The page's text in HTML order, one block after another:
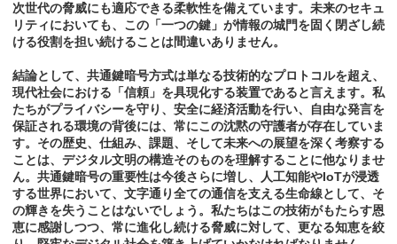
次世代の脅威にも適応できる柔軟性を備えています。未来のセキュ
リティにおいても、この「一つの鍵」が情報の城門を固く閉ざし続
ける役割を担い続けることは間違いありません。
結論として、共通鍵暗号方式は単なる技術的なプロトコルを超え、
現代社会における「信頼」を具現化する装置であると言えます。私
たちがプライバシーを守り、安全に経済活動を行い、自由な発言を
保証される環境の背後には、常にこの沈黙の守護者が存在していま
す。その歴史、仕組み、課題、そして未来への展望を深く考察する
ことは、デジタル文明の構造そのものを理解することに他なりませ
ん。共通鍵暗号の重要性は今後さらに増し、人工知能やIoTが浸透
する世界において、文字通り全ての通信を支える生命線として、そ
の輝きを失うことはないでしょう。私たちはこの技術がもたらす恩
恵に感謝しつつ、常に進化し続ける脅威に対して、更なる知恵を絞